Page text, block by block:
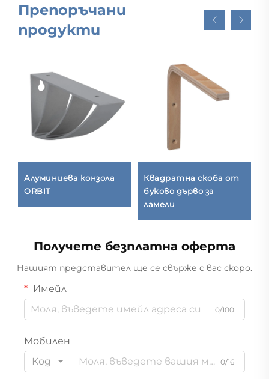
Препоръчани
продукти
Алуминиева конзола
ORBIT
Квадратна скоба от
буково дърво за
ламели
Получете безплатна оферта
Нашият представител ще се свърже с вас скоро.
Имейл
0/100
Мобилен
Код
0/16